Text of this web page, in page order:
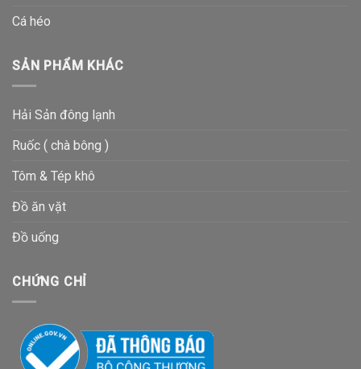
Cá héo
SẢN PHẨM KHÁC
Hải Sản đông lạnh
Ruốc ( chà bông )
Tôm & Tép khô
Đồ ăn vặt
Đồ uống
CHỨNG CHỈ